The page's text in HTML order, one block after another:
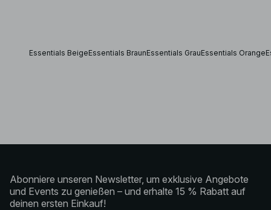
Essentials BeigeEssentials BraunEssentials GrauEssentials Orange
Abonniere unseren Newsletter, um exklusive Angebote
und Events zu genießen – und erhalte 15 % Rabatt auf
deinen ersten Einkauf!